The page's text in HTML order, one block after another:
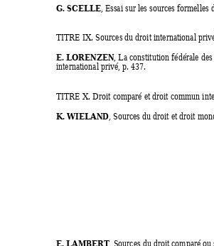
G. SCELLE, Essai sur les sources formelles
TITRE IX. Sources du droit international
E. LORENZEN, La constitution fédérale de
international privé, p. 437.
TITRE X. Droit comparé et droit commun
K. WIELAND, Sources du droit et droit
, Sources du droit comparé